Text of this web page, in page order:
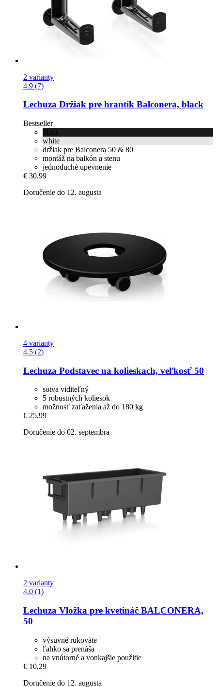
2 varianty
4.9 (7)
Lechuza Držiak pre hrantík Balconera, black
Bestseller
black
white
držiak pre Balconera 50 & 80
montáž na balkón a stenu
jednoduché upevnenie
€ 30,99
Doručenie do 12. augusta
4 varianty
4.5 (2)
Lechuza Podstavec na kolieskach, veľkosť 50
sotva viditeľný
5 robustných koliesok
možnosť zaťaženia až do 180 kg
€ 25,99
Doručenie do 02. septembra
2 varianty
4.0 (1)
Lechuza Vložka pre kvetináč BALCONERA,
50
výsuvné rukoväte
ľahko sa prenáša
na vnútorné a vonkajšie použitie
€ 10,29
Doručenie do 12. augusta